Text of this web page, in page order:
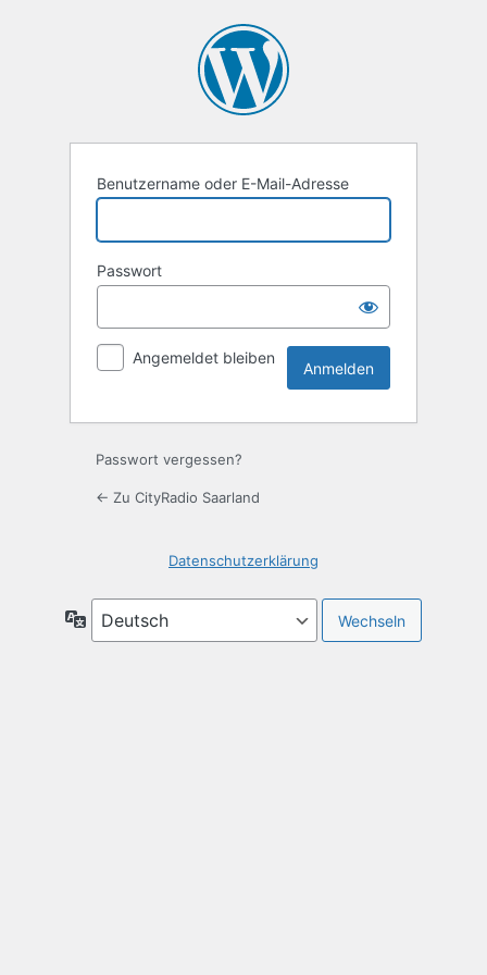
Benutzername oder E-Mail-Adresse
Passwort
Angemeldet bleiben
Passwort vergessen?
← Zu CityRadio Saarland
Datenschutzerklärung
Sprache